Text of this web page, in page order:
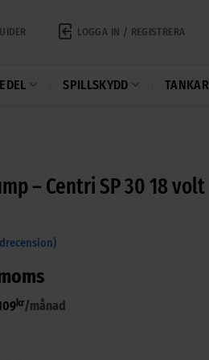
LOGGA IN / REGISTRERA
SPILLSKYDD TANKAR
– Centri SP 30 18 volt
kr/månad